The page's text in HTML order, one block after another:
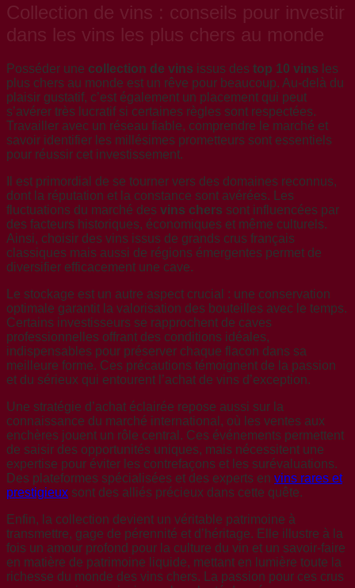
Collection de vins : conseils pour investir
dans les vins les plus chers au monde
Posséder une collection de vins issus des top 10 vins les
plus chers au monde est un rêve pour beaucoup. Au-delà du
plaisir gustatif, c’est également un placement qui peut
s’avérer très lucratif si certaines règles sont respectées.
Travailler avec un réseau fiable, comprendre le marché et
savoir identifier les millésimes prometteurs sont essentiels
pour réussir cet investissement.
Il est primordial de se tourner vers des domaines reconnus,
dont la réputation et la constance sont avérées. Les
fluctuations du marché des vins chers sont influencées par
des facteurs historiques, économiques et même culturels.
Ainsi, choisir des vins issus de grands crus français
classiques mais aussi de régions émergentes permet de
diversifier efficacement une cave.
Le stockage est un autre aspect crucial : une conservation
optimale garantit la valorisation des bouteilles avec le temps.
Certains investisseurs se rapprochent de caves
professionnelles offrant des conditions idéales,
indispensables pour préserver chaque flacon dans sa
meilleure forme. Ces précautions témoignent de la passion
et du sérieux qui entourent l’achat de vins d’exception.
Une stratégie d’achat éclairée repose aussi sur la
connaissance du marché international, où les ventes aux
enchères jouent un rôle central. Ces événements permettent
de saisir des opportunités uniques, mais nécessitent une
expertise pour éviter les contrefaçons et les surévaluations.
Des plateformes spécialisées et des experts en vins rares et
prestigieux sont des alliés précieux dans cette quête.
Enfin, la collection devient un véritable patrimoine à
transmettre, gage de pérennité et d’héritage. Elle illustre à la
fois un amour profond pour la culture du vin et un savoir-faire
en matière de patrimoine liquide, mettant en lumière toute la
richesse du monde des vins chers. La passion pour ces crus